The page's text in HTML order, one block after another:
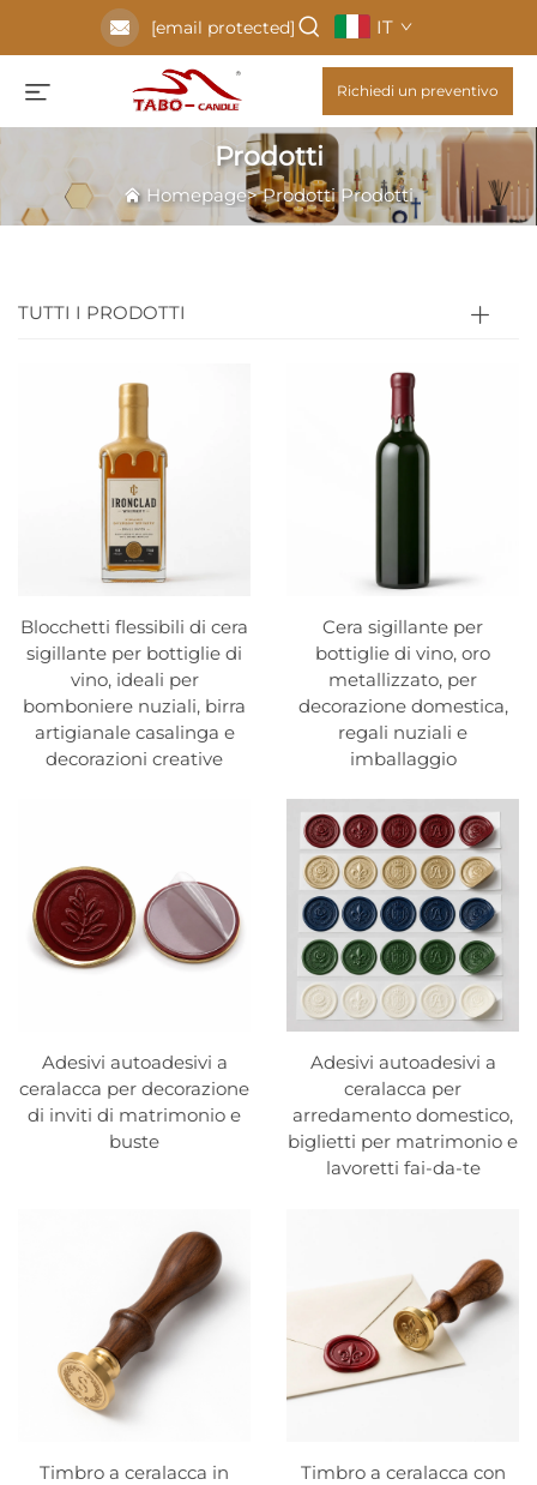
[email protected] IT
Richiedi un preventivo
Prodotti
Homepage>Prodotti Prodotti
TUTTI I PRODOTTI
Blocchetti flessibili di cera
sigillante per bottiglie di
vino, ideali per
bomboniere nuziali, birra
artigianale casalinga e
decorazioni creative
Cera sigillante per
bottiglie di vino, oro
metallizzato, per
decorazione domestica,
regali nuziali e
imballaggio
Adesivi autoadesivi a
ceralacca per decorazione
di inviti di matrimonio e
buste
Adesivi autoadesivi a
ceralacca per
arredamento domestico,
biglietti per matrimonio e
lavoretti fai-da-te
Timbro a ceralacca in
Timbro a ceralacca con